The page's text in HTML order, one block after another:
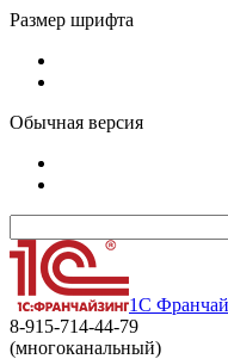
Размер шрифта
Обычная версия
1С
8-915-714-44-79
(многоканальный)